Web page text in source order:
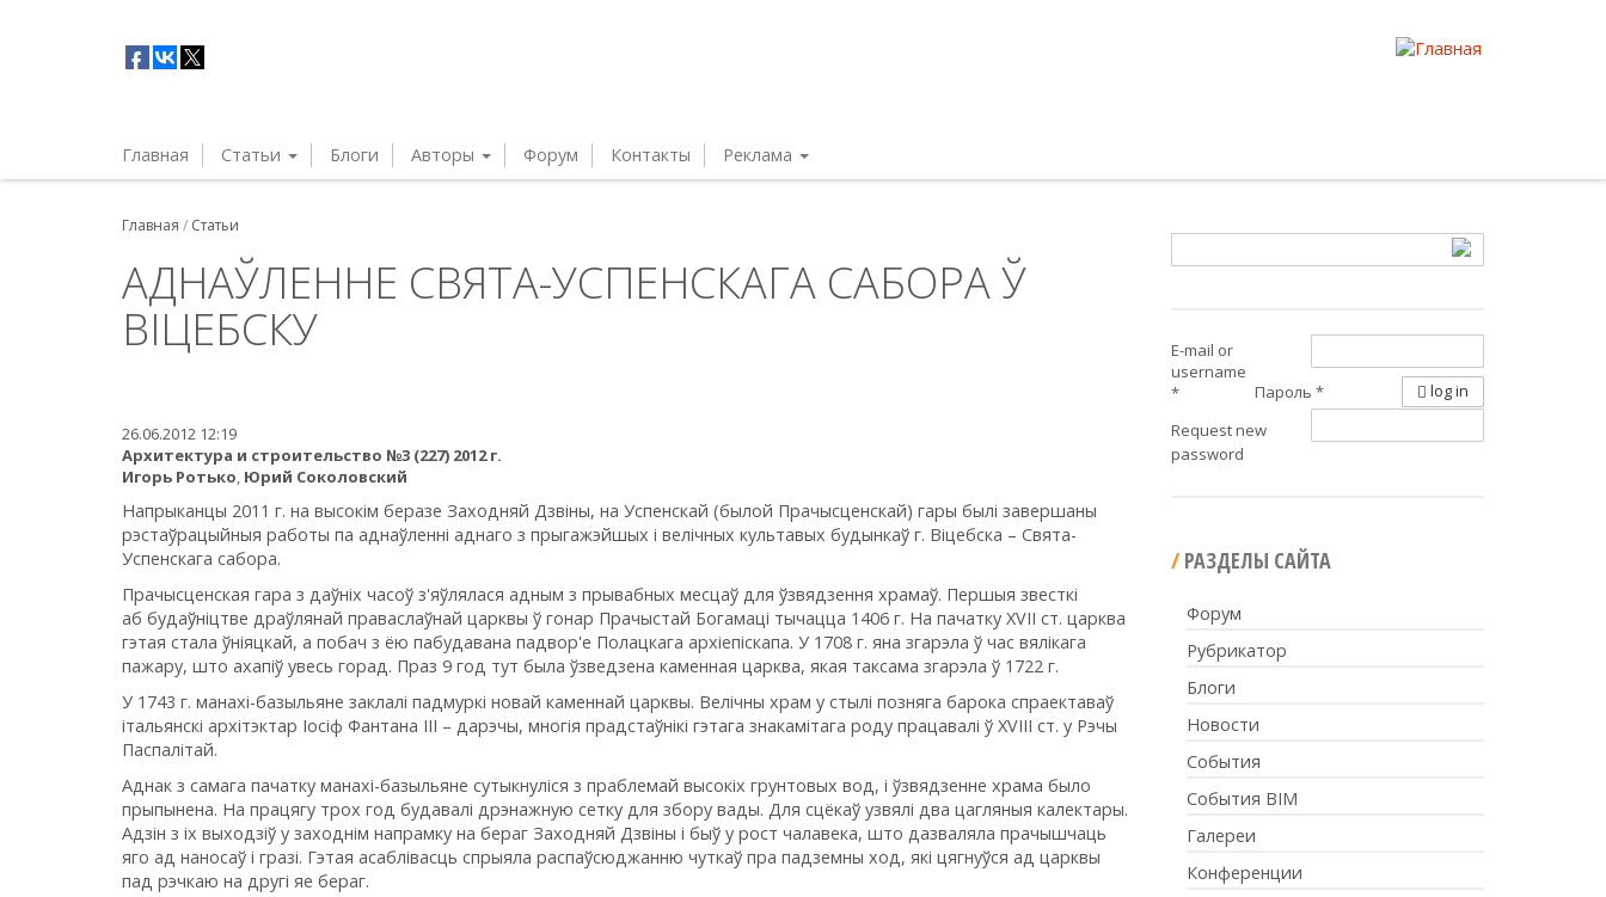
Главная Статьи Блоги Авторы Форум Контакты Реклама
Главная / Статьи
АДНАЎЛЕННЕ СВЯТА-УСПЕНСКАГА САБОРА Ў
ВІЦЕБСКУ
26.06.2012 12:19
Архитектура и строительство №3 (227) 2012 г.
Игорь Ротько, Юрий Соколовский
Напрыканцы 2011 г. на высокім беразе Заходняй Дзвіны, на Успенскай (былой Прачысценскай) гары былі завершаны
рэстаўрацыйныя работы па аднаўленні аднаго з прыгажэйшых і велічных культавых будынкаў г. Віцебска – Свята-
Успенскага сабора.
Прачысценская гара з даўніх часоў з'яўлялася адным з прывабных месцаў для ўзвядзення храмаў. Першыя звесткі
аб будаўніцтве драўлянай праваслаўнай царквы ў гонар Прачыстай Богамаці тычацца 1406 г. На пачатку XVII ст. царква
гэтая стала ўніяцкай, а побач з ёю пабудавана падвор'е Полацкага архіепіскапа. У 1708 г. яна згарэла ў час вялікага
пажару, што ахапіў увесь горад. Праз 9 год тут была ўзведзена каменная царква, якая таксама згарэла ў 1722 г.
У 1743 г. манахі-базыльяне заклалі падмуркі новай каменнай царквы. Велічны храм у стылі позняга барока спраектаваў
італьянскі архітэктар Іосіф Фантана ІІІ – дарэчы, многія прадстаўнікі гэтага знакамітага роду працавалі ў XVIII ст. у Рэчы
Паспалітай.
Аднак з самага пачатку манахі-базыльяне сутыкнуліся з праблемай высокіх грунтовых вод, і ўзвядзенне храма было
прыпынена. На працягу трох год будавалі дрэнажную сетку для збору вады. Для сцёкаў узвялі два цагляныя калектары.
Адзін з іх выходзіў у заходнім напрамку на бераг Заходняй Дзвіны і быў у рост чалавека, што дазваляла прачышчаць
яго ад наносаў і гразі. Гэтая асаблівасць спрыяла распаўсюджанню чуткаў пра падземны ход, які цягнуўся ад царквы
пад рэчкаю на другі яе бераг.
E-mail or
username
*
Пароль *
Request new
password
log in
РАЗДЕЛЫ САЙТА
Форум
Рубрикатор
Блоги
Новости
События
События BIM
Галереи
Конференции